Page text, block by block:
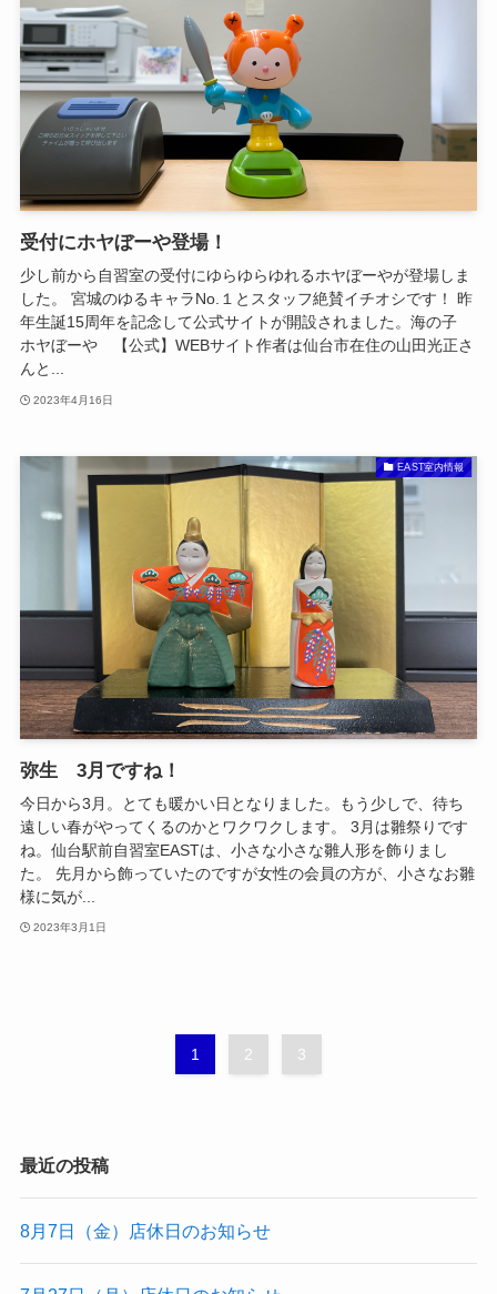
受付にホヤぼーや登場！
少し前から自習室の受付にゆらゆらゆれるホヤぼーやが登場しま
した。 宮城のゆるキャラNo.１とスタッフ絶賛イチオシです！ 昨
年生誕15周年を記念して公式サイトが開設されました。海の子
ホヤぼーや 【公式】WEBサイト作者は仙台市在住の山田光正さ
んと...
2023年4月16日
EAST室内情報
弥生 3月ですね！
今日から3月。とても暖かい日となりました。もう少しで、待ち
遠しい春がやってくるのかとワクワクします。 3月は雛祭りです
ね。仙台駅前自習室EASTは、小さな小さな雛人形を飾りまし
た。 先月から飾っていたのですが女性の会員の方が、小さなお雛
様に気が...
2023年3月1日
1 2 3
最近の投稿
8月7日（金）店休日のお知らせ